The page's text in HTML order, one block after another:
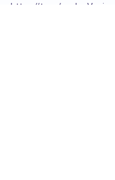
https://t.me/uncle_Vanja